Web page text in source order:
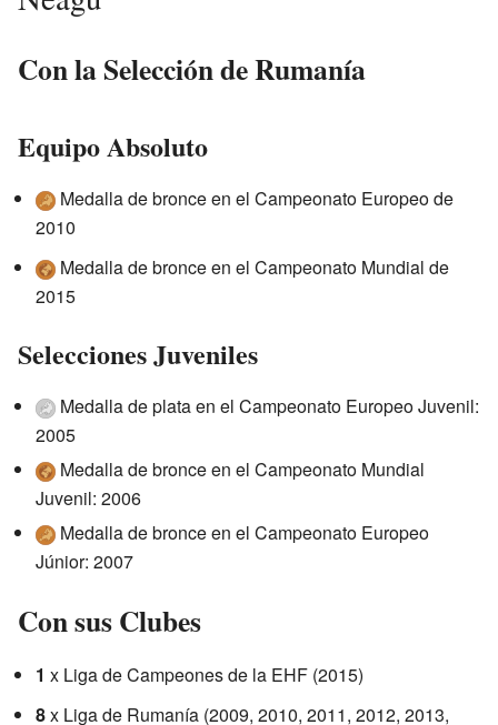
Con la Selección de Rumanía
Equipo Absoluto
Medalla de bronce en el Campeonato Europeo de
2010
Medalla de bronce en el Campeonato Mundial de
2015
Selecciones Juveniles
Medalla de plata en el Campeonato Europeo Juvenil:
2005
Medalla de bronce en el Campeonato Mundial
Juvenil: 2006
Medalla de bronce en el Campeonato Europeo
Júnior: 2007
Con sus Clubes
1 x Liga de Campeones de la EHF (2015)
8x Liga de Rumanía (2009, 2010, 2011, 2012, 2013,